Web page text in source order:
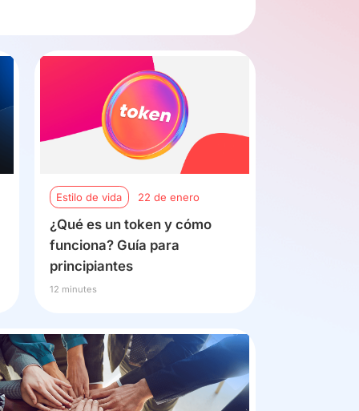
Estilo de vida 22 de enero
¿Qué es un token y cómo
funciona? Guía para
principiantes
12 minutes